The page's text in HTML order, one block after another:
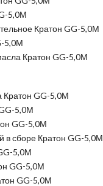
5,0М
Кратон GG-5,0М
5,0М
Кратон GG-5,0М
Кратон GG-5,0М
5,0М
GG-5,0М
в сборе Кратон GG-5,0М
5,0М
GG-5,0М
GG-5,0М